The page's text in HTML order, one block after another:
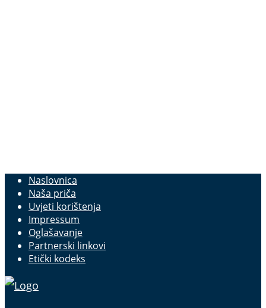
Naslovnica
Naša priča
Uvjeti korištenja
Impressum
Oglašavanje
Partnerski linkovi
Etički kodeks